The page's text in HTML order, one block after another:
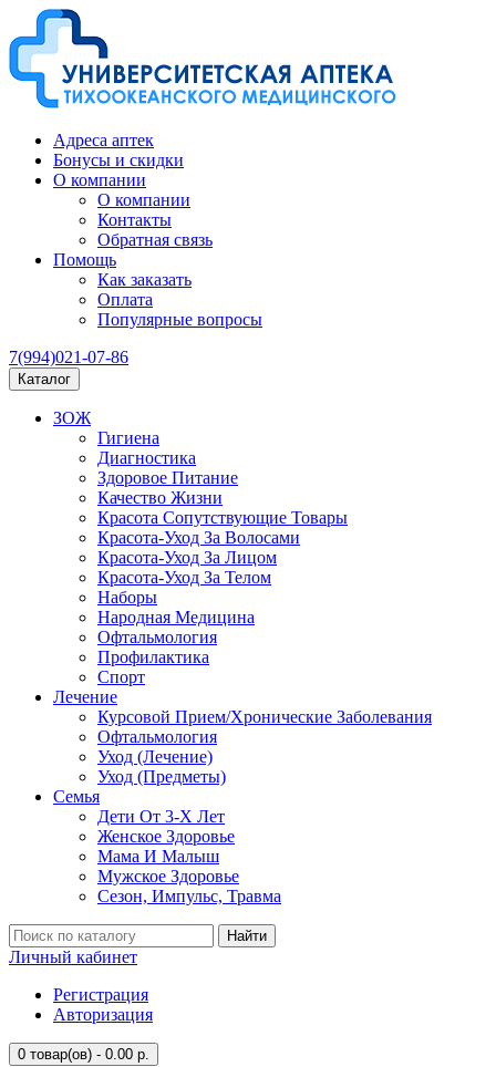
Адреса аптек
Бонусы и скидки
О компании
О компании
Контакты
Обратная связь
Помощь
Как заказать
Оплата
Популярные вопросы
7(994)021-07-86
Каталог
ЗОЖ
Гигиена
Диагностика
Здоровое Питание
Качество Жизни
Красота Сопутствующие Товары
Красота-Уход За Волосами
Красота-Уход За Лицом
Красота-Уход За Телом
Наборы
Народная Медицина
Офтальмология
Профилактика
Спорт
Лечение
Курсовой Прием/Хронические Заболевания
Офтальмология
Уход (Лечение)
Уход (Предметы)
Семья
Дети От 3-Х Лет
Женское Здоровье
Мама И Малыш
Мужское Здоровье
Сезон, Импульс, Травма
Найти
Личный кабинет
Регистрация
Авторизация
0 товар(ов) - 0.00 р.